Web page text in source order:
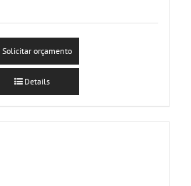
Solicitar orçamento
Details